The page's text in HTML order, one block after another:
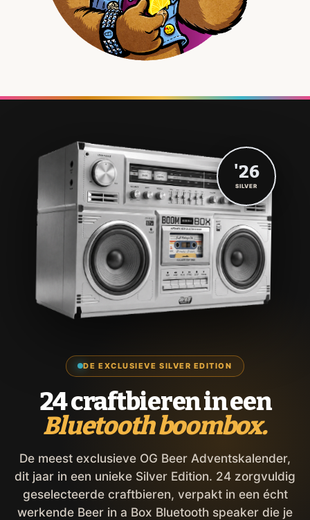
DE EXCLUSIEVE SILVER EDITION
24 craftbieren in een
Bluetooth boombox.
De meest exclusieve OG Beer Adventskalender,
dit jaar in een unieke Silver Edition. 24 zorgvuldig
geselecteerde craftbieren, verpakt in een écht
werkende Beer in a Box Bluetooth speaker die je
'26
SILVER